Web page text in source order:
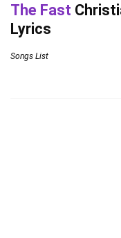
The Fast
Lyrics
Songs List